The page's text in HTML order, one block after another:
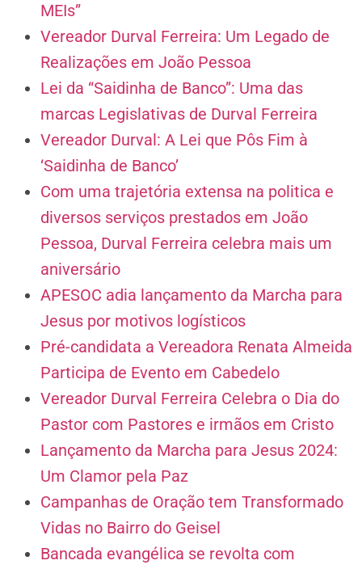
MEIs”
Vereador Durval Ferreira: Um Legado de
Realizações em João Pessoa
Lei da “Saidinha de Banco”: Uma das
marcas Legislativas de Durval Ferreira
Vereador Durval: A Lei que Pôs Fim à
‘Saidinha de Banco’
Com uma trajetória extensa na politica e
diversos serviços prestados em João
Pessoa, Durval Ferreira celebra mais um
aniversário
APESOC adia lançamento da Marcha para
Jesus por motivos logísticos
Pré-candidata a Vereadora Renata Almeida
Participa de Evento em Cabedelo
Vereador Durval Ferreira Celebra o Dia do
Pastor com Pastores e irmãos em Cristo
Lançamento da Marcha para Jesus 2024:
Um Clamor pela Paz
Campanhas de Oração tem Transformado
Vidas no Bairro do Geisel
Bancada evangélica se revolta com